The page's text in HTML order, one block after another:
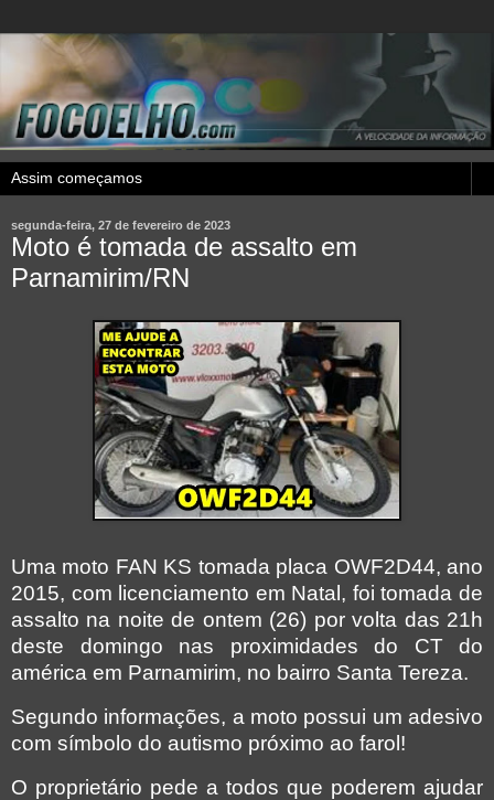
segunda-feira, 27 de fevereiro de 2023
Moto é tomada de assalto em
Parnamirim/RN
Uma moto FAN KS tomada placa OWF2D44, ano
2015, com licenciamento em Natal, foi tomada de
assalto na noite de ontem (26) por volta das 21h
deste domingo nas proximidades do CT do
américa em Parnamirim, no bairro Santa Tereza.
Segundo informações, a moto possui um adesivo
com símbolo do autismo próximo ao farol!
O proprietário pede a todos que poderem ajudar